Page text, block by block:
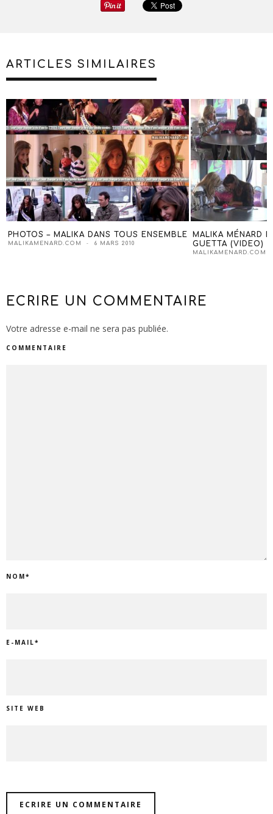
ARTICLES SIMILAIRES
PHOTOS – MALIKA DANS TOUS ENSEMBLE
MALIKAMENARD.COM 6 MARS 2010
MALIKA MÉNARD
GUETTA (VIDEO)
MALIKAMENARD.COM
ECRIRE UN COMMENTAIRE
Votre adresse e-mail ne sera pas publiée.
COMMENTAIRE
NOM*
E-MAIL*
SITE WEB